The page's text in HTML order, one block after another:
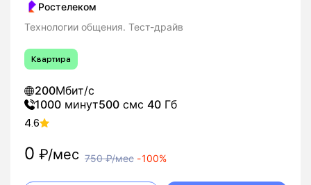
Ростелеком
Технологии общения. Тест-драйв
Квартира
200Мбит/с
1000 минут500 смс 40 Гб
4.6
0 ₽/мес 750₽/мес -100%